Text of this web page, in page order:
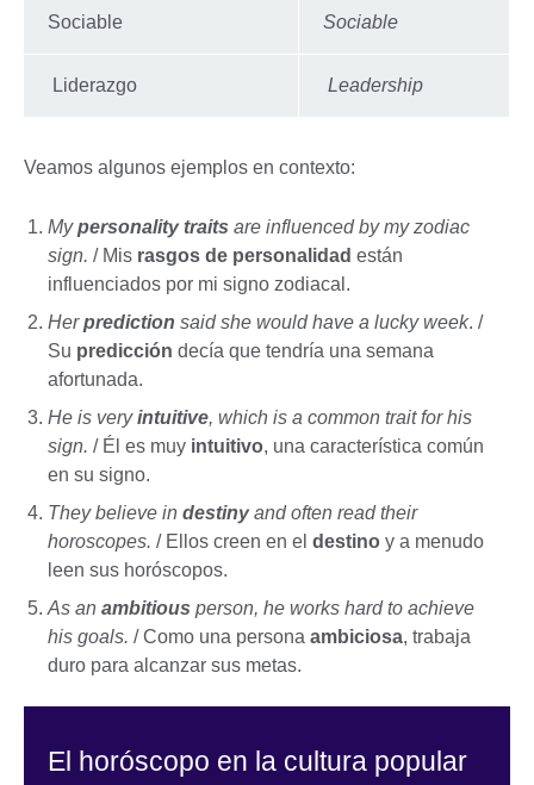
Sociable Sociable
Liderazgo Leadership
Veamos algunos ejemplos en contexto:
Mypersonality traits are influenced by my zodiac
sign. / Mis rasgos de personalidad están
influenciados por mi signo zodiacal.
Herprediction said she would have a lucky week. /
Su predicción decía que tendría una semana
afortunada.
He is veryintuitive, which is a common trait for his
sign. / Él es muy intuitivo, una característica común
en su signo.
They believe in destinyand often read their
horoscopes. / Ellos creen en el destino y a menudo
leen sus horóscopos.
As an ambitious person, he works hard to achieve
his goals. / Como una persona ambiciosa, trabaja
duro para alcanzar sus metas.
El horóscopo en la cultura popular